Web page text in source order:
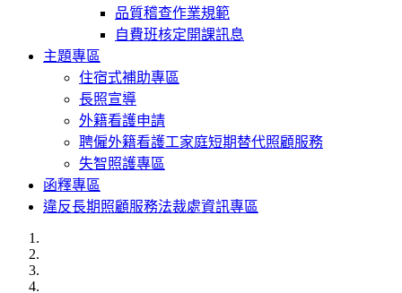
品質稽查作業規範
自費班核定開課訊息
主題專區
住宿式補助專區
長照宣導
外籍看護申請
聘僱外籍看護工家庭短期替代照顧服務
失智照護專區
函釋專區
違反長期照顧服務法裁處資訊專區